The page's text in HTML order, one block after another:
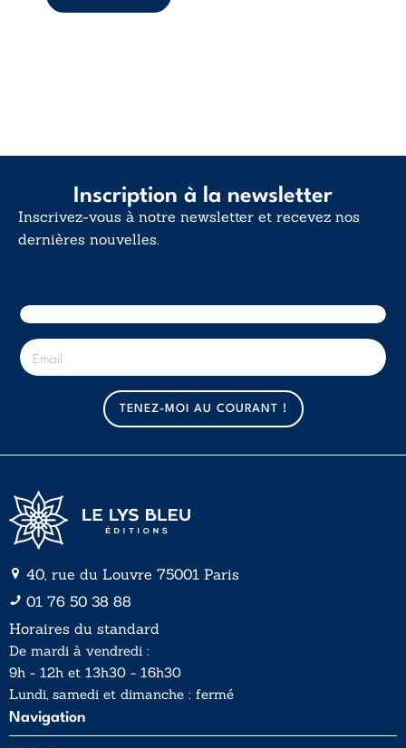
d’existence pour ...
Inscription à la newsletter
Inscrivez-vous à notre newsletter et recevez nos
dernières nouvelles.
E
-
m
TENEZ-MOI AU COURANT !
40, rue du Louvre 75001 Paris
01 76 50 38 88
Horaires du standard
De mardi à vendredi :
9h - 12h et 13h30 - 16h30
Lundi, samedi et dimanche : fermé
Navigation